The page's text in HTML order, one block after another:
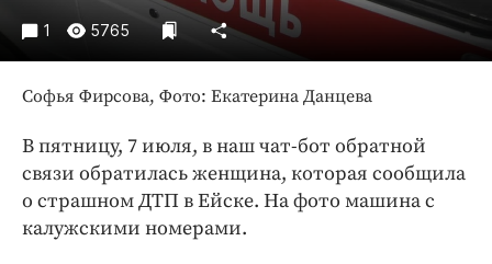
Блоги
Издания
Медиаперсона
Клиника года
Бренд года
Работодатель года
1 5765
Софья Фирсова, Фото: Екатерина Данцева
В пятницу, 7 июля, в наш чат-бот обратной
связи обратилась женщина, которая сообщила
о страшном ДТП в Ейске. На фото машина с
калужскими номерами.